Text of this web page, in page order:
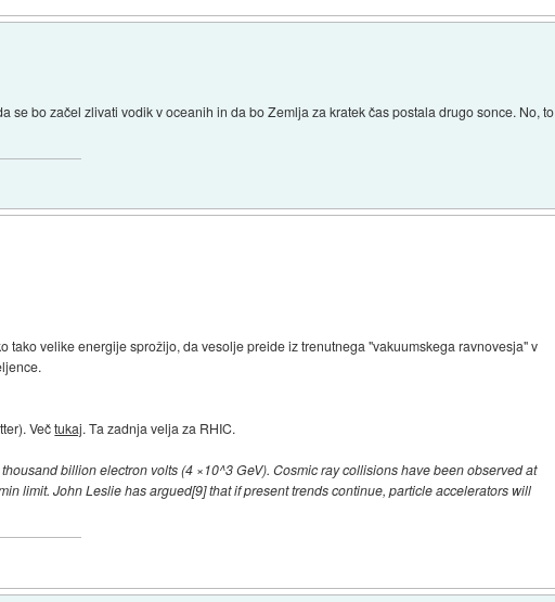
se bo začel zlivati vodik v oceanih in da bo Zemlja za kratek čas postala drugo sonce. No, to
velike energije sprožijo, da vesolje preide iz trenutnega "vakuumskega ravnovesja" v
Večtukaj. Ta zadnja velja za RHIC.
billion electron volts (4 ×10^3 GeV). Cosmic ray collisions have been observed at
limit. John Leslie has argued[9] that if present trends continue, particle accelerators will